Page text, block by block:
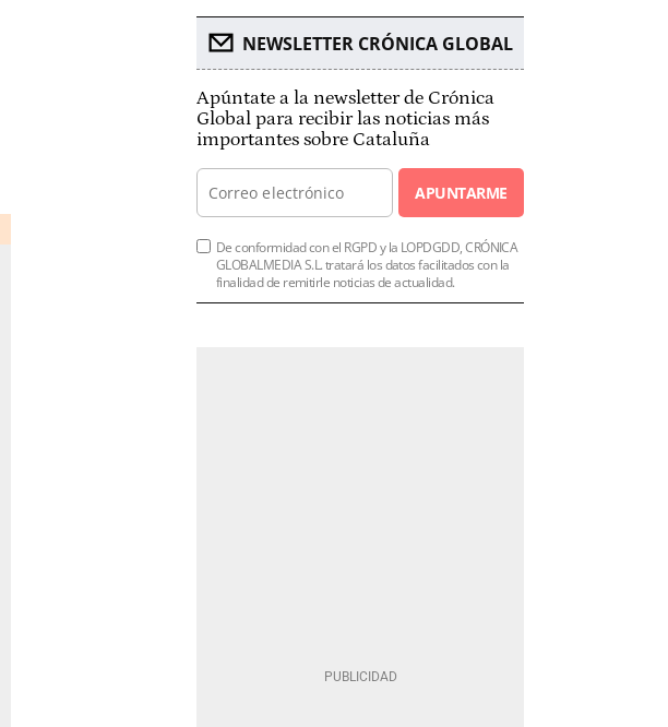
NEWSLETTER CRÓNICA GLOBAL
Apúntate a la newsletter de Crónica
Global para recibir las noticias más
importantes sobre Cataluña
APUNTARME
De conformidad con el RGPD y la LOPDGDD, CRÓNICA
GLOBALMEDIA S.L. tratará los datos facilitados con la
finalidad de remitirle noticias de actualidad.